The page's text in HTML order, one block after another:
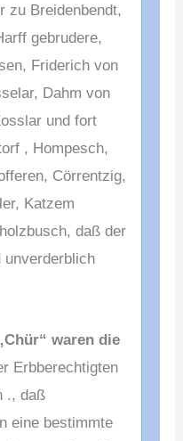
zu Breidenbendt,
gebrudere,
Friderich von
Dahm von
und fort
, Hompesch,
Cörrentzig,
Katzem
busch, daß der
unverderblich
waren die
Erbberechtigten
.,daß
eine bestimmte